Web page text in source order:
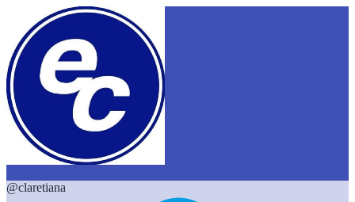
@claretiana